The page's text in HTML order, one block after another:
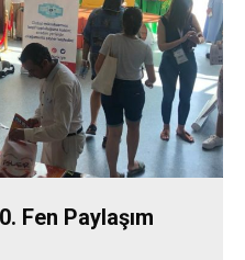
Fen Paylaşım